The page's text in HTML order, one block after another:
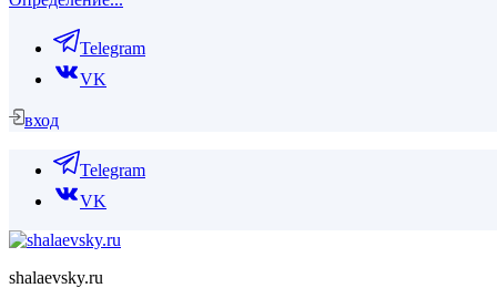
Telegram
VK
вход
Telegram
VK
shalaevsky.ru